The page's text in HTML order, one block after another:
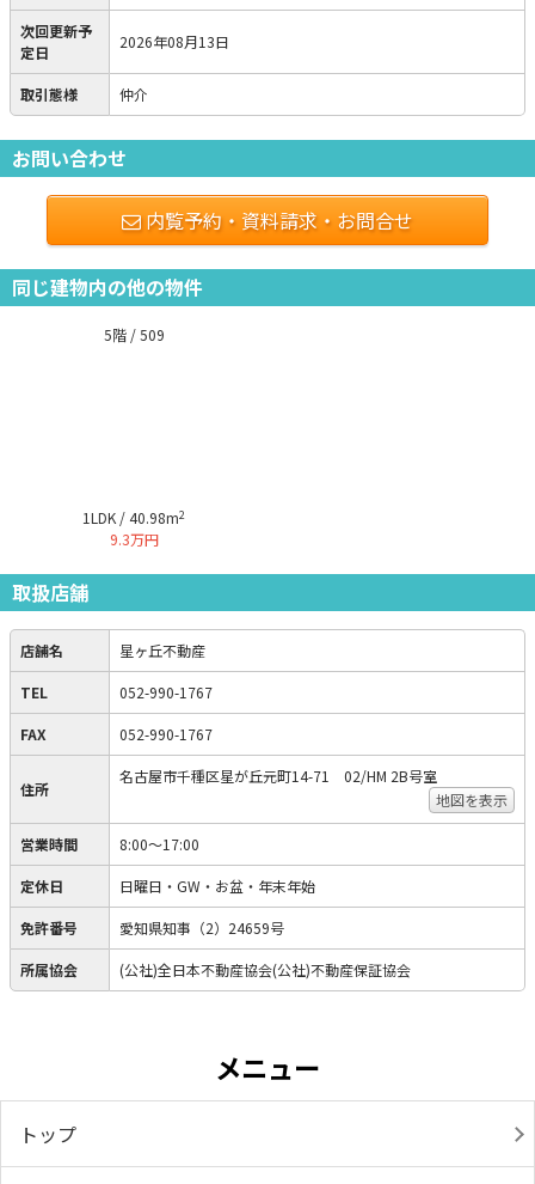
次回更新予
定日
2026年08月13日
取引態様 仲介
お問い合わせ
内覧予約・資料請求・お問合せ
同じ建物内の他の物件
5階 / 509
1LDK / 40.98m2
9.3万円
取扱店舗
店舗名 星ヶ丘不動産
TEL 052-990-1767
FAX 052-990-1767
住所
名古屋市千種区星が丘元町14-71 02/HM 2B号室
地図を表示
営業時間 8:00～17:00
定休日 日曜日・GW・お盆・年末年始
免許番号 愛知県知事（2）24659号
所属協会 (公社)全日本不動産協会(公社)不動産保証協会
メニュー
トップ